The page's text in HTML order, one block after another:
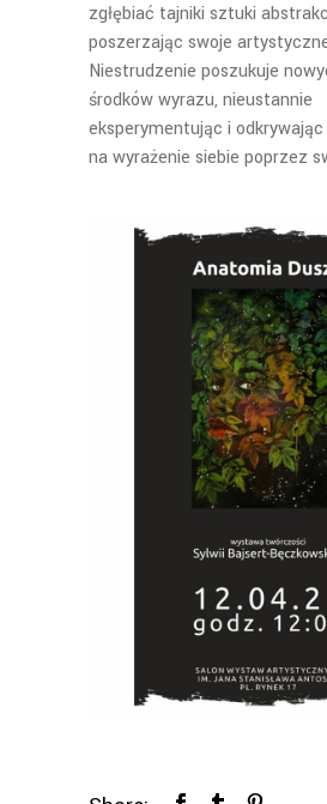
zgłębiać tajniki sztuki
poszerzając swoje
Niestrudzenie poszukuje
środków wyrazu, nieustannie
eksperymentując i
na wyrażenie siebie poprzez